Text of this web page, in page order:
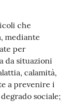
che
mediante
per
da situazioni
calamità,
a prevenire i
sociale;